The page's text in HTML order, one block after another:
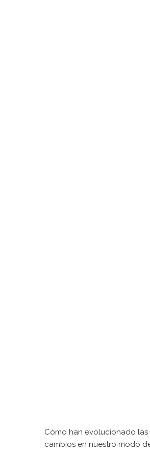
Cómo han evolucionado
cambios en nuestro modo